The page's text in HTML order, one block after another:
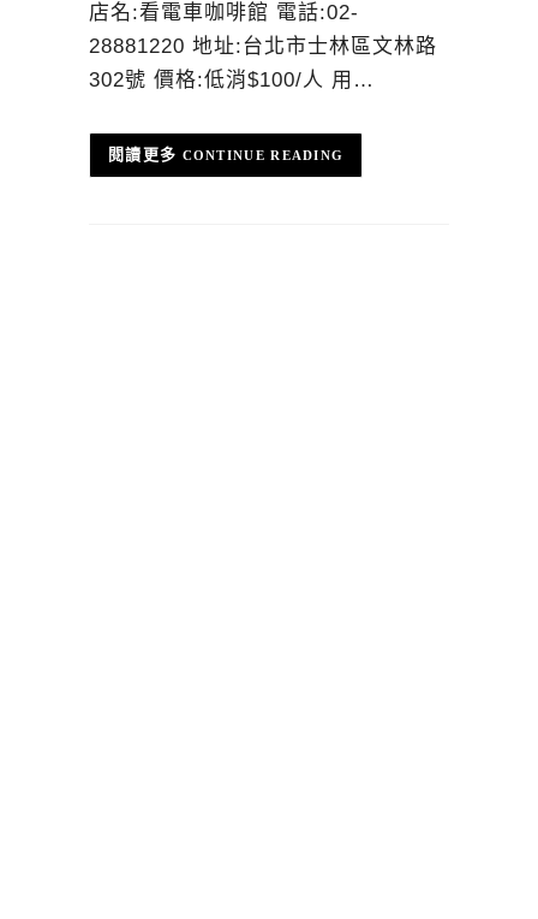
店名:看電車咖啡館 電話:02-
28881220 地址:台北市士林區文林路
302號 價格:低消$100/人 用…
CONTINUE READING